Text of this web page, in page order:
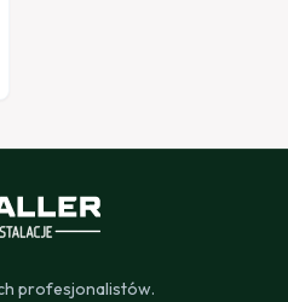
profesjonalistów.